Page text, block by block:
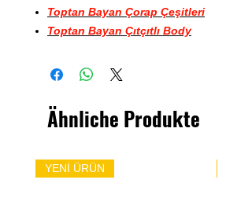
Toptan Bayan Çorap Çeşitleri
Toptan Bayan Çıtçıtlı Body
Ähnliche Produkte
YENİ ÜRÜN